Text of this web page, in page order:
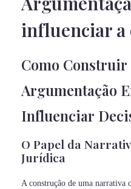
influenciar a
Como Construir
Argumentação
Influenciar
O Papel da
Jurídica
A construção de uma narrativa